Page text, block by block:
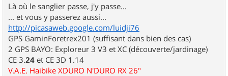
Là où le sanglier passe, j'y passe...
... et vous y passerez aussi...
http://picasaweb.google.com/luidji76
GPS GaminForetrex201 (suffisant dans bien des cas)
2 GPS BAYO: Exploreur 3 V3 et XC (découverte/jardinage)
CE 3.24 et CE 3D 1.14
V.A.E. Haibike XDURO N'DURO RX 26"